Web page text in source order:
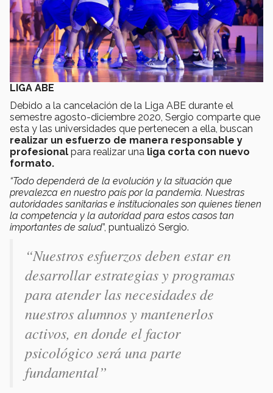
LIGA ABE
Debido a la cancelación de la Liga ABE durante el
semestre agosto-diciembre 2020, Sergio comparte que
esta y las universidades que pertenecen a ella, buscan
realizar un esfuerzo de manera responsable y
profesional para realizar una liga corta con nuevo
formato.
“Todo dependerá de la evolución y la situación que
prevalezca en nuestro país por la pandemia. Nuestras
autoridades sanitarias e institucionales son quienes tienen
la competencia y la autoridad para estos casos tan
importantes de salud”, puntualizó Sergio.
“Nuestros esfuerzos deben estar en
desarrollar estrategias y programas
para atender las necesidades de
nuestros alumnos y mantenerlos
activos, en donde el factor
psicológico será una parte
fundamental”